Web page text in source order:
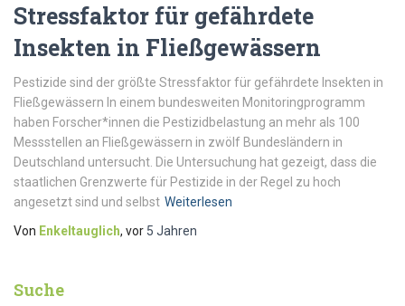
Stressfaktor für gefährdete
Insekten in Fließgewässern
Pestizide sind der größte Stressfaktor für gefährdete Insekten in
Fließgewässern In einem bundesweiten Monitoringprogramm
haben Forscher*innen die Pestizidbelastung an mehr als 100
Messstellen an Fließgewässern in zwölf Bundesländern in
Deutschland untersucht. Die Untersuchung hat gezeigt, dass die
staatlichen Grenzwerte für Pestizide in der Regel zu hoch
angesetzt sind und selbst Weiterlesen
Von Enkeltauglich, vor 5 Jahren
Suche